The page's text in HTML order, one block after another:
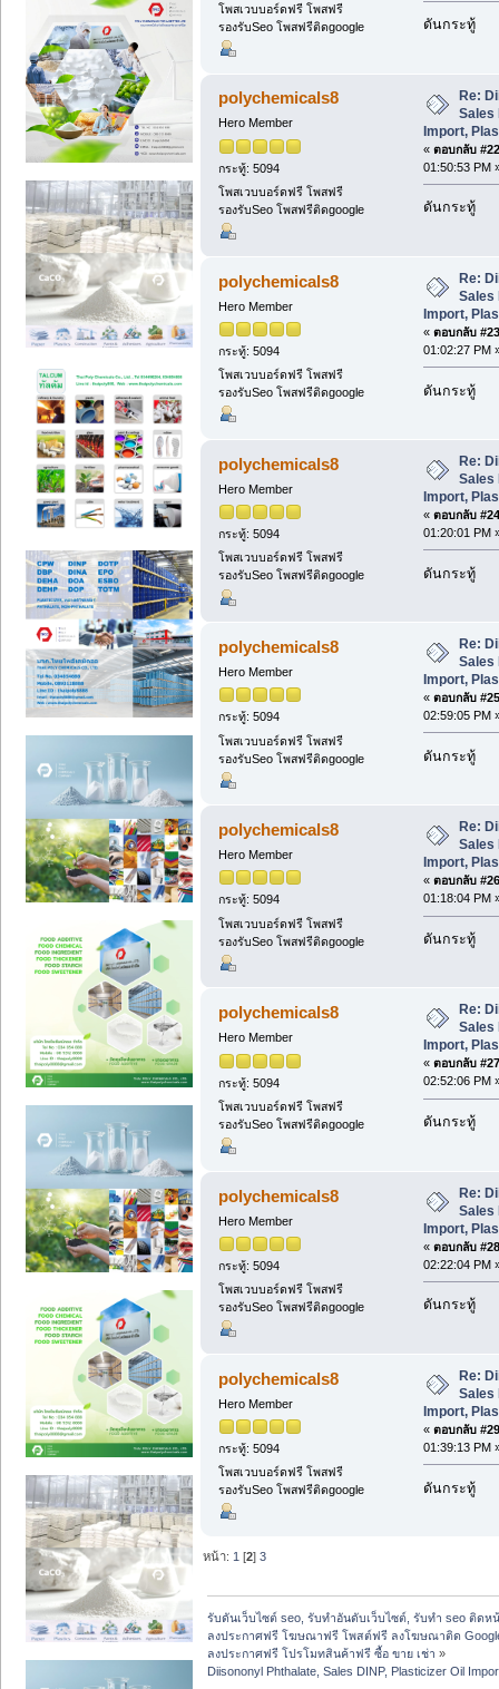
โพสเวบบอร์ดฟรี โพสฟรี
รองรับSeo โพสฟรีติดgoogle
ดันกระทู้
polychemicals8
Hero Member
กระทู้: 5094
โพสเวบบอร์ดฟรี โพสฟรี
รองรับSeo โพสฟรีติดgoogle
Re:
Sales
Import,
« ตอบกลับ
01:50:53 PM
ดันกระทู้
polychemicals8
Hero Member
กระทู้: 5094
โพสเวบบอร์ดฟรี โพสฟรี
รองรับSeo โพสฟรีติดgoogle
Re:
Sales
Import,
« ตอบกลับ
01:02:27 PM
ดันกระทู้
polychemicals8
Hero Member
กระทู้: 5094
โพสเวบบอร์ดฟรี โพสฟรี
รองรับSeo โพสฟรีติดgoogle
Re:
Sales
Import,
« ตอบกลับ
01:20:01 PM
ดันกระทู้
polychemicals8
Hero Member
กระทู้: 5094
โพสเวบบอร์ดฟรี โพสฟรี
รองรับSeo โพสฟรีติดgoogle
Re:
Sales
Import,
« ตอบกลับ
02:59:05 PM
ดันกระทู้
polychemicals8
Hero Member
กระทู้: 5094
โพสเวบบอร์ดฟรี โพสฟรี
รองรับSeo โพสฟรีติดgoogle
Re:
Sales
Import,
« ตอบกลับ
01:18:04 PM
ดันกระทู้
polychemicals8
Hero Member
กระทู้: 5094
โพสเวบบอร์ดฟรี โพสฟรี
รองรับSeo โพสฟรีติดgoogle
Re:
Sales
Import,
« ตอบกลับ
02:52:06 PM
ดันกระทู้
polychemicals8
Hero Member
กระทู้: 5094
โพสเวบบอร์ดฟรี โพสฟรี
รองรับSeo โพสฟรีติดgoogle
Re:
Sales
Import,
« ตอบกลับ
02:22:04 PM
ดันกระทู้
polychemicals8
Hero Member
กระทู้: 5094
โพสเวบบอร์ดฟรี โพสฟรี
รองรับSeo โพสฟรีติดgoogle
Re:
Sales
Import,
« ตอบกลับ
01:39:13 PM
ดันกระทู้
หน้า: 1 [2]3
รับดันเว็บไซต์ seo, รับทำอันดับเว็บไซต์, รับทำ seo ติดห
ลงประกาศฟรี โฆษณาฟรี โพสต์ฟรี ลงโฆษณาติด
ลงประกาศฟรี โปรโมทสินค้าฟรี ซื้อ ขาย เช่า »
Diisononyl Phthalate, Sales DINP, Plasticizer Oil